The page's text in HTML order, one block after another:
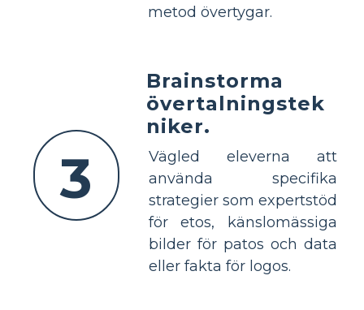
metod övertygar.
3
Brainstorma
övertalningstek
niker.
Vägled eleverna att
använda specifika
strategier som expertstöd
för etos, känslomässiga
bilder för patos och data
eller fakta för logos.